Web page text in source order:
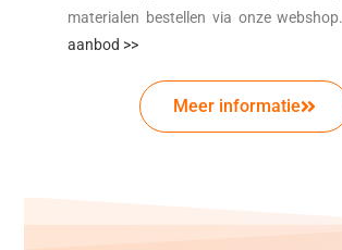
materialen bestellen via onze webshop.
aanbod >>
Meer informatie